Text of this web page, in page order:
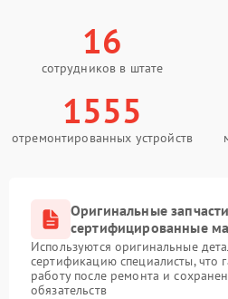
16
сотрудников в штате
1555
отремонтированных устройств
Оригинальные
сертифицированные
Используются оригинальные
сертификацию специалисты, что
работу после ремонта и
обязательств